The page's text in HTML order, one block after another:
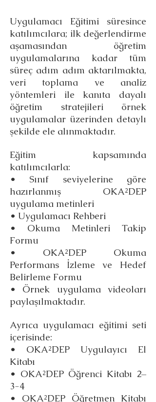
Uygulamacı Eğitimi süresince
katılımcılara; ilk değerlendirme
aşamasından öğretim
uygulamalarına kadar tüm
süreç adım adım aktarılmakta,
veri toplama ve analiz
yöntemleri ile kanıta dayalı
öğretim stratejileri örnek
uygulamalar üzerinden detaylı
şekilde ele alınmaktadır.
Eğitim kapsamında
katılımcılarla:
• Sınıf seviyelerine göre
hazırlanmış OKA²DEP
uygulama metinleri
• Uygulamacı Rehberi
• Okuma Metinleri Takip
Formu
• OKA²DEP Okuma
Performans İzleme ve Hedef
Belirleme Formu
• Örnek uygulama videoları
paylaşılmaktadır.
Ayrıca uygulamacı eğitimi seti
içerisinde:
• OKA²DEP Uygulayıcı El
Kitabı
• OKA²DEP Öğrenci Kitabı 2–
3-4
• OKA²DEP Öğretmen Kitabı